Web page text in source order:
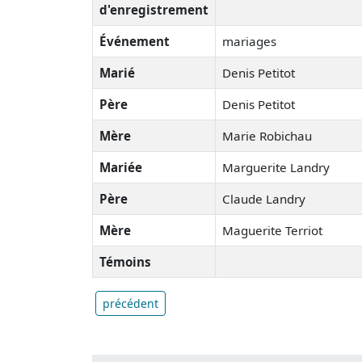
d'enregistrement
Événement
mariages
Marié
Denis Petitot
Père
Denis Petitot
Mère
Marie Robichau
Mariée
Marguerite Landry
Père
Claude Landry
Mère
Maguerite Terriot
Témoins
précédent